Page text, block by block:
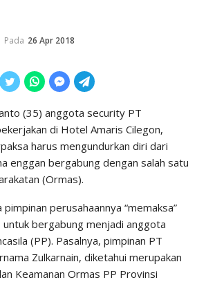
Pada 26 Apr 2018
(35) anggota security PT
di Hotel Amaris Cilegon,
harus mengundurkan diri dari
enggan bergabung dengan salah satu
(Ormas).
perusahaannya “memaksa”
bergabung menjadi anggota
(PP). Pasalnya, pimpinan PT
Zulkarnain, diketahui merupakan
Keamanan Ormas PP Provinsi